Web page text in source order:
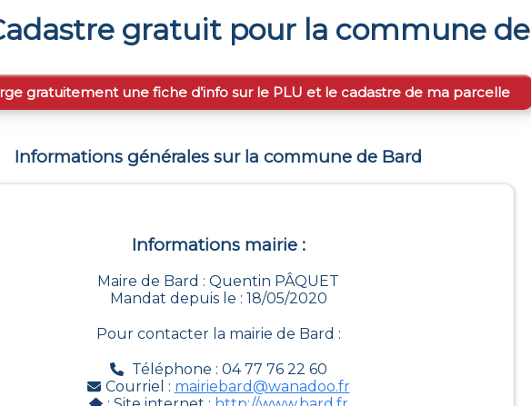
gratuit pour la commune de
gratuitement une fiche d’info sur le PLU et le cadastre de ma parcelle
Informations générales sur la commune de Bard
Informations mairie :
Maire de Bard : Quentin PÂQUET
Mandat depuis le : 18/05/2020
Pour contacter la mairie de Bard :
Téléphone : 04 77 76 22 60
Courriel : mairiebard@wanadoo.fr